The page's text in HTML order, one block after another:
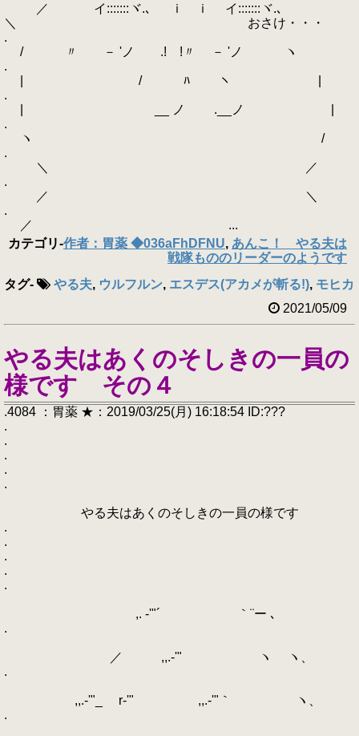
／ イ:::::::ヾ.､ ｉ ｉ イ:::::::ヾ.､
＼ おさけ・・・
.
/ 〃 ゝ－ 'ノ .! !〃 ゝ－ 'ノ ヽ
.
| / ﾊ ヽ |
.
| ゝ __ ノ ゝ.__ノ |
.
ヽ /
.
＼ ／
.
／ ＼
.
／ ...
カテゴリ-作者：胃薬 ◆036aFhDFNU, あんこ！ やる夫は
戦隊もののリーダーのようです
タグ- やる夫, ウルフルン, エスデス(アカメが斬る!), モヒカ
2021/05/09
やる夫はあくのそしきの一員の
様です その４
.4084 ：胃薬 ★：2019/03/25(月) 16:18:54 ID:???
.
.
.
.
.
やる夫はあくのそしきの一員の様です
.
.
.
.
.
,. -'"´ ｀¨ー ､
.
／ ,,.-'" ヽ ヽ、
.
,,.-'"_ r‐'" ,,.-'"｀ ヽ、
.